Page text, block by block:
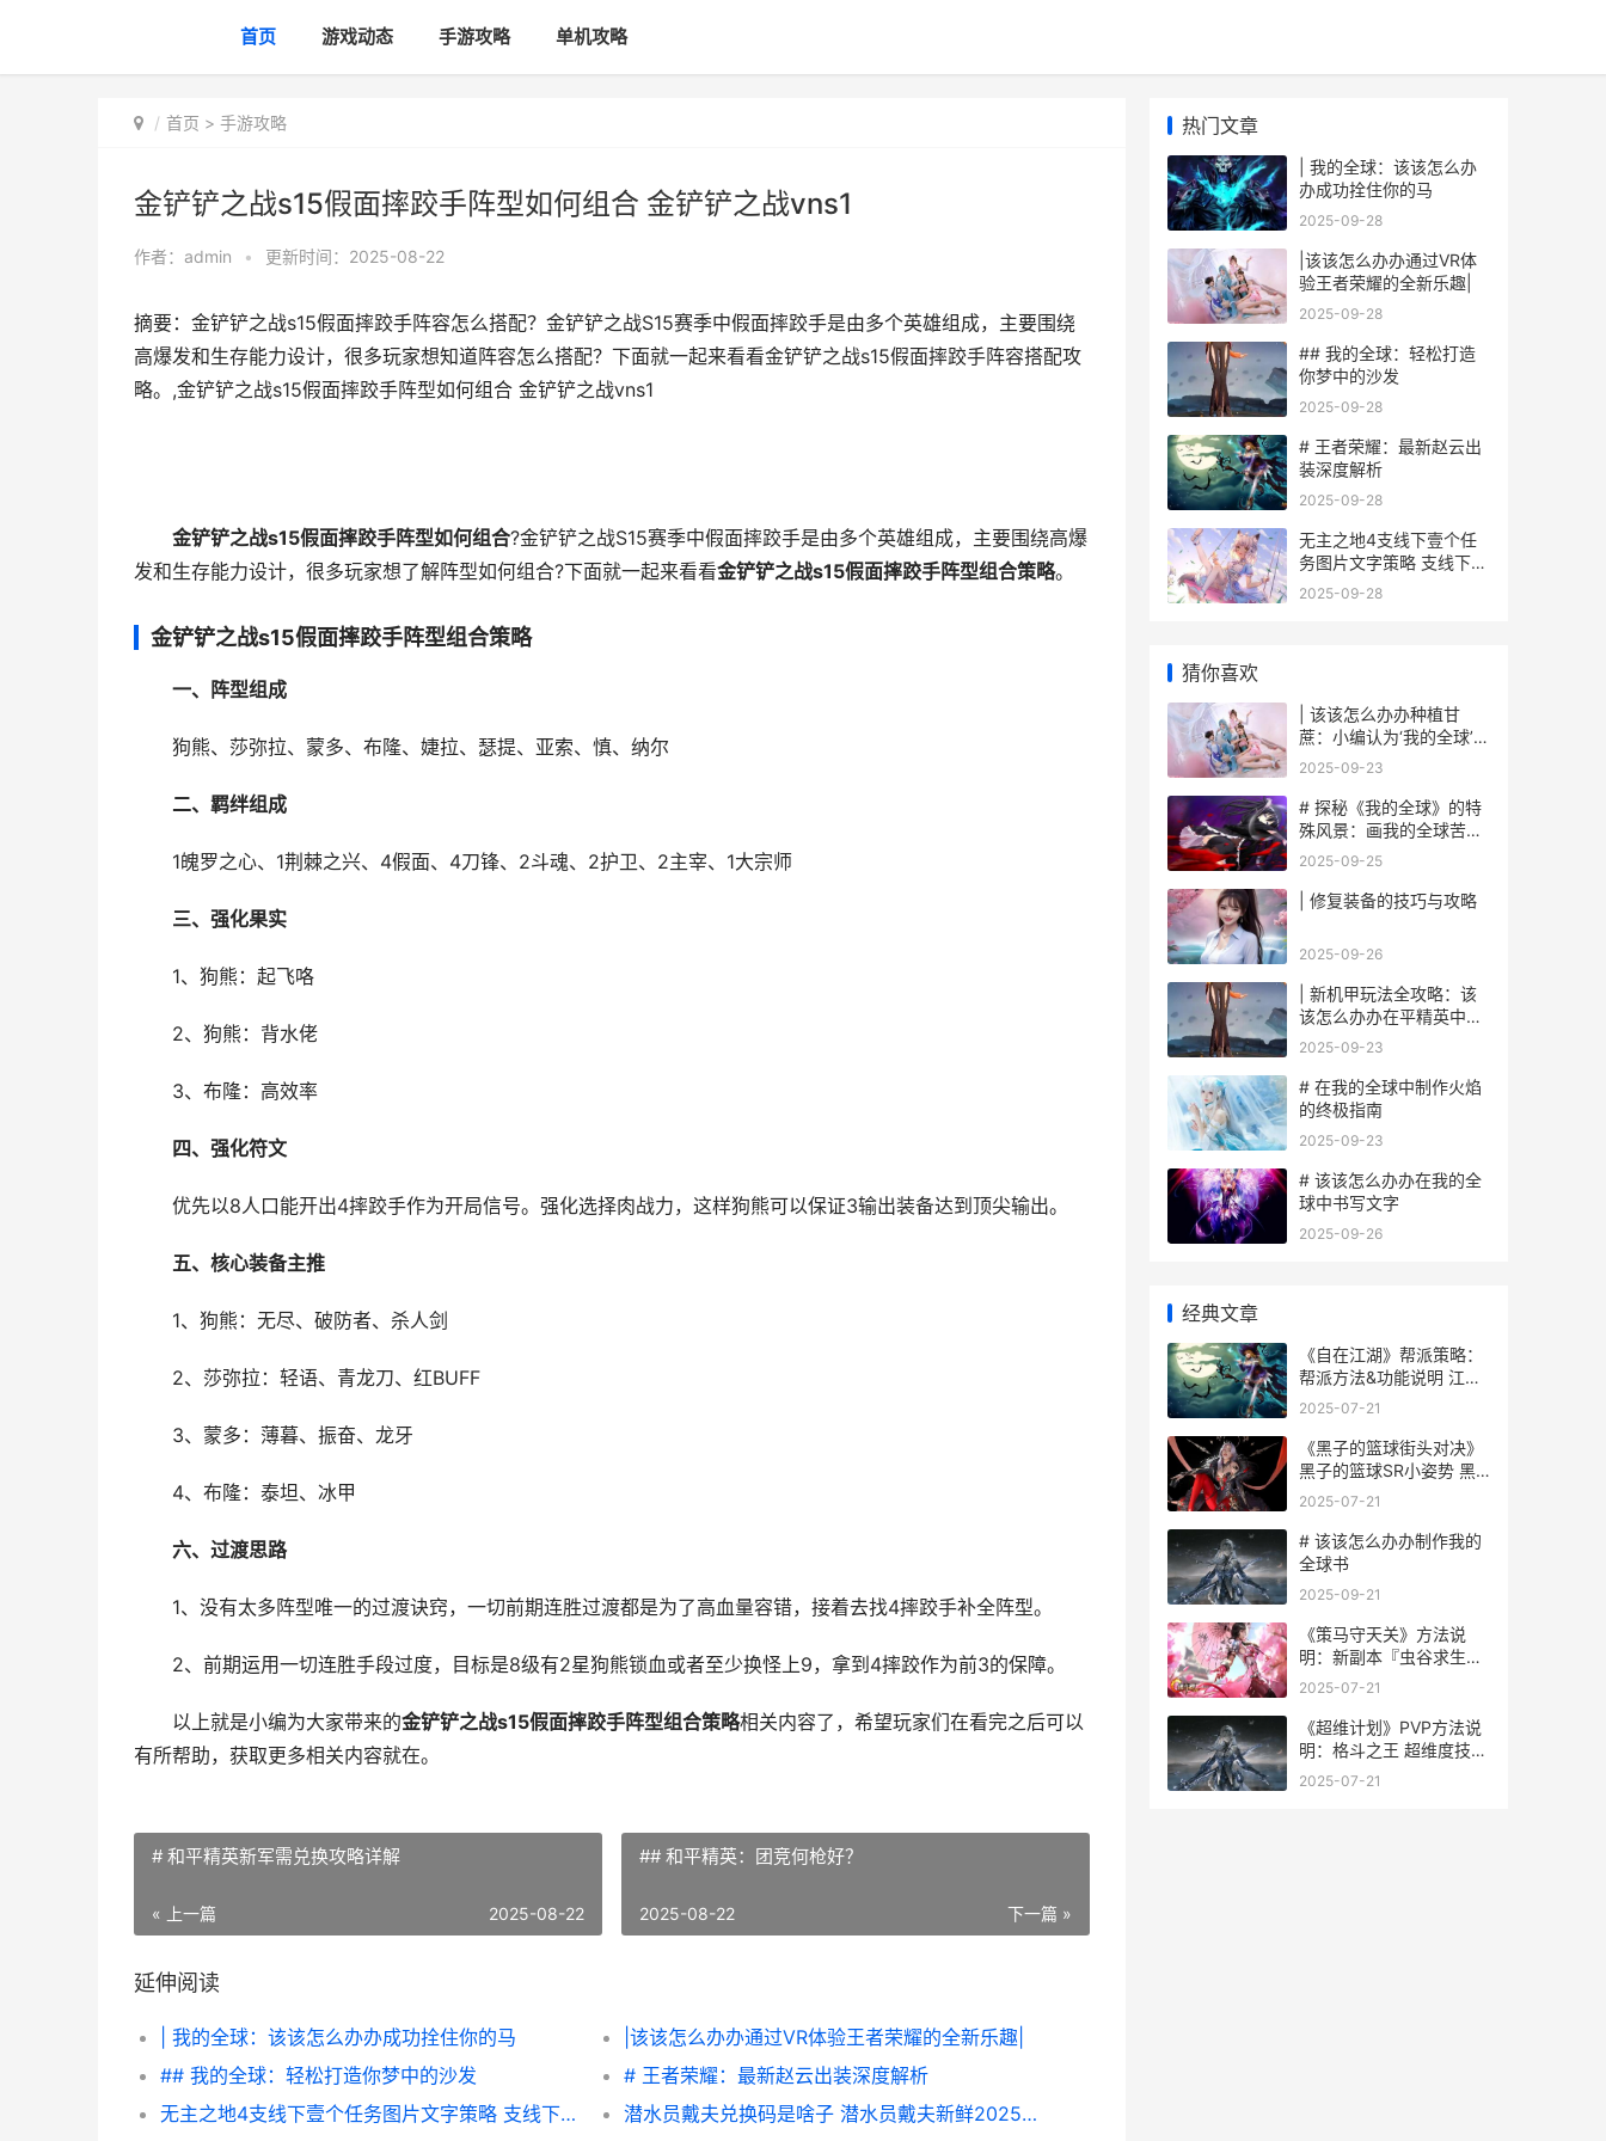
首页 游戏动态 手游攻略 单机攻略
首页 > 手游攻略
金铲铲之战s15假面摔跤手阵型如何组合 金铲铲之战vns1
作者： admin • 更新时间：2025-08-22
摘要：金铲铲之战s15假面摔跤手阵容怎么搭配？金铲铲之战S15赛季中假面摔跤手是由多个英雄组成，主要围绕
高爆发和生存能力设计，很多玩家想知道阵容怎么搭配？下面就一起来看看金铲铲之战s15假面摔跤手阵容搭配攻
略。,金铲铲之战s15假面摔跤手阵型如何组合 金铲铲之战vns1
金铲铲之战s15假面摔跤手阵型如何组合?金铲铲之战S15赛季中假面摔跤手是由多个英雄组成，主要围绕高爆
发和生存能力设计，很多玩家想了解阵型如何组合?下面就一起来看看金铲铲之战s15假面摔跤手阵型组合策略。
金铲铲之战s15假面摔跤手阵型组合策略
一、阵型组成
狗熊、莎弥拉、蒙多、布隆、婕拉、瑟提、亚索、慎、纳尔
二、羁绊组成
1魄罗之心、1荆棘之兴、4假面、4刀锋、2斗魂、2护卫、2主宰、1大宗师
三、强化果实
1、狗熊：起飞咯
2、狗熊：背水佬
3、布隆：高效率
四、强化符文
优先以8人口能开出4摔跤手作为开局信号。强化选择肉战力，这样狗熊可以保证3输出装备达到顶尖输出。
五、核心装备主推
1、狗熊：无尽、破防者、杀人剑
2、莎弥拉：轻语、青龙刀、红BUFF
3、蒙多：薄暮、振奋、龙牙
4、布隆：泰坦、冰甲
六、过渡思路
1、没有太多阵型唯一的过渡诀窍，一切前期连胜过渡都是为了高血量容错，接着去找4摔跤手补全阵型。
2、前期运用一切连胜手段过度，目标是8级有2星狗熊锁血或者至少换怪上9，拿到4摔跤作为前3的保障。
以上就是小编为大家带来的金铲铲之战s15假面摔跤手阵型组合策略相关内容了，希望玩家们在看完之后可以
有所帮助，获取更多相关内容就在。
# 和平精英新军需兑换攻略详解
« 上一篇 2025-08-22
## 和平精英：团竞何枪好？
下一篇 »
2025-08-22
延伸阅读
| 我的全球：该该怎么办办成功拴住你的马
|该该怎么办办通过VR体验王者荣耀的全新乐趣|
## 我的全球：轻松打造你梦中的沙发
# 王者荣耀：最新赵云出装深度解析
无主之地4支线下壹个任务图片文字策略 支线下壹个任务如何做 无主之地4支线任务
潜水员戴夫兑换码是啥子 潜水员戴夫新鲜2025兑换码同享 潜水员戴夫兑换吗
热门文章
| 我的全球：该该怎么办
办成功拴住你的马
2025-09-28
|该该怎么办办通过VR体
验王者荣耀的全新乐趣|
2025-09-28
## 我的全球：轻松打造
你梦中的沙发
2025-09-28
# 王者荣耀：最新赵云出
装深度解析
2025-09-28
无主之地4支线下壹个任
务图片文字策略 支线下壹
个任务如何做 无主之地4
2025-09-28
猜你喜欢
| 该该怎么办办种植甘
蔗：小编认为‘我的全球’里
面迈向甜蜜之旅
2025-09-23
# 探秘《我的全球》的特
殊风景：画我的全球苦力
怕
2025-09-25
| 修复装备的技巧与攻略
2025-09-26
| 新机甲玩法全攻略：该
该怎么办办在平精英中战
无不胜
2025-09-23
# 在我的全球中制作火焰
的终极指南
2025-09-23
# 该该怎么办办在我的全
球中书写文字
2025-09-26
经典文章
《自在江湖》帮派策略：
帮派方法&功能说明 江湖
自在人心什么意思
2025-07-21
《黑子的篮球街头对决》
黑子的篮球SR小姿势 黑
子的篮球街头对决 紫原
2025-07-21
# 该该怎么办办制作我的
全球书
2025-09-21
《策马守天关》方法说
明：新副本『虫谷求生』
方法规则详细解答 策马守
2025-07-21
《超维计划》PVP方法说
明：格斗之王 超维度技能
怎么用
2025-07-21